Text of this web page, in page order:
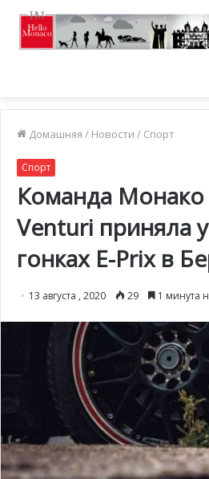
Домашняя / Новости / Спорт
Спорт
Команда Монако
Venturi приняла
гонках E-Prix в
13 августа , 2020 29 1 минута